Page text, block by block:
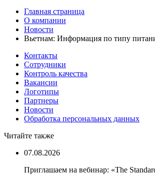
Главная страница
О компании
Новости
Вьетнам: Информация по типу
Контакты
Сотрудники
Контроль качества
Вакансии
Логотипы
Партнеры
Новости
Обработка персональных данных
Читайте также
07.08.2026
Приглашаем на вебинар: «The